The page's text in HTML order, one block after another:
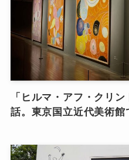
「ヒルマ・アフ・クリ
話。東京国立近代美術館